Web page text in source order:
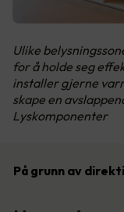
Ulike
for å holde seg
installer gjerne
skape en
Lyskomponenter
På grunn av